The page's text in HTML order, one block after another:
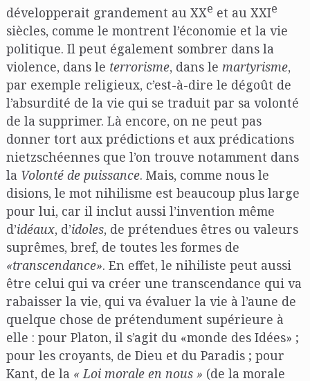
développerait grandement au XXe et au XXIe
siècles, comme le montrent l’économie et la vie
politique. Il peut également sombrer dans la
violence, dans le terrorisme, dans le martyrisme,
par exemple religieux, c’est-à-dire le dégoût de
l’absurdité de la vie qui se traduit par sa volonté
de la supprimer. Là encore, on ne peut pas
donner tort aux prédictions et aux prédications
nietzschéennes que l’on trouve notamment dans
la Volonté de puissance. Mais, comme nous le
disions, le mot nihilisme est beaucoup plus large
pour lui, car il inclut aussi l’invention même
d’idéaux, d’idoles, de prétendues êtres ou valeurs
suprêmes, bref, de toutes les formes de
«transcendance». En effet, le nihiliste peut aussi
être celui qui va créer une transcendance qui va
rabaisser la vie, qui va évaluer la vie à l’aune de
quelque chose de prétendument supérieure à
elle : pour Platon, il s’agit du «monde des Idées» ;
pour les croyants, de Dieu et du Paradis ; pour
Kant, de la « Loi morale en nous » (de la morale